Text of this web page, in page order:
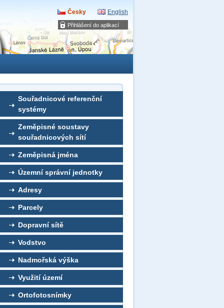
Přihlášení do aplikací
Česky English
Souřadnicové referenční
systémy
Zeměpisné soustavy
souřadnicových sítí
Zeměpisná jména
Územní správní jednotky
Adresy
Parcely
Dopravní sítě
Vodstvo
Nadmořská výška
Využití území
Ortofotosnímky